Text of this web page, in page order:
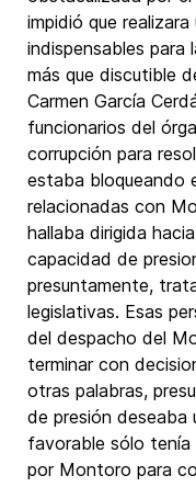
impidió que
indispensables para
más que discutible
Carmen García
funcionarios del
corrupción para
estaba bloqueando
relacionadas con
hallaba dirigida
capacidad de
presuntamente,
legislativas. Esas
del despacho del
terminar con
otras palabras,
de presión deseaba
favorable sólo tenía
por Montoro para